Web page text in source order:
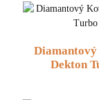
Dekton